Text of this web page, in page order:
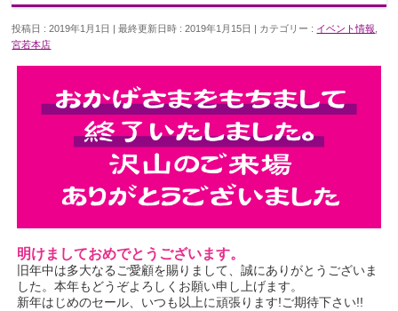
投稿日 : 2019年1月1日 最終更新日時 : 2019年1月15日 カテゴリー : イベント情報
宮若本店
明けましておめでとうございます。
旧年中は多大なるご愛顧を賜りまして、誠にありがとうございま
した。本年もどうぞよろしくお願い申し上げます。
新年はじめのセール、いつも以上に頑張ります!ご期待下さい!!